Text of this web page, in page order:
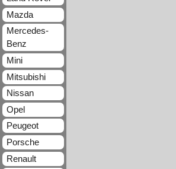
Mazda
Mercedes-
Benz
Mini
Mitsubishi
Nissan
Opel
Peugeot
Porsche
Renault